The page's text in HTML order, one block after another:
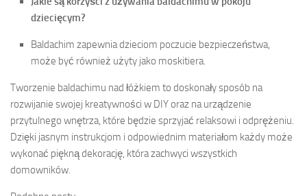
dziecięcym?
Baldachim zapewnia dzieciom poczucie bezpieczeństwa,
może być również użyty jako moskitiera.
Tworzenie baldachimu nad łóżkiem to doskonały sposób na
rozwijanie swojej kreatywności w DIY oraz na urządzenie
przytulnego wnętrza, które będzie sprzyjać relaksowi i odprężeniu.
Dzięki jasnym instrukcjom i odpowiednim materiałom każdy może
wykonać piękną dekorację, która zachwyci wszystkich
domowników.